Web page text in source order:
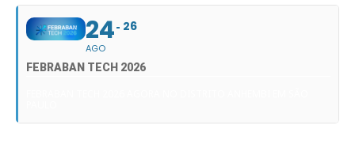
24
AGO
26
FEBRABAN TECH 2026